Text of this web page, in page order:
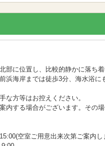
部に位置し、比較的静かに落ち着
浜海岸までは徒歩3分、海水浴に
な方等はお控えください。
内する場合がございます。その
空室ご用意出来次第ご案内し